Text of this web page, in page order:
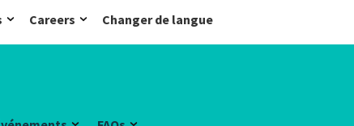
Careers Changer de langue